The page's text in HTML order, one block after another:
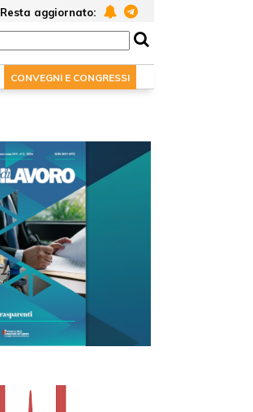
Resta aggiornato:
CONVEGNI E CONGRESSI